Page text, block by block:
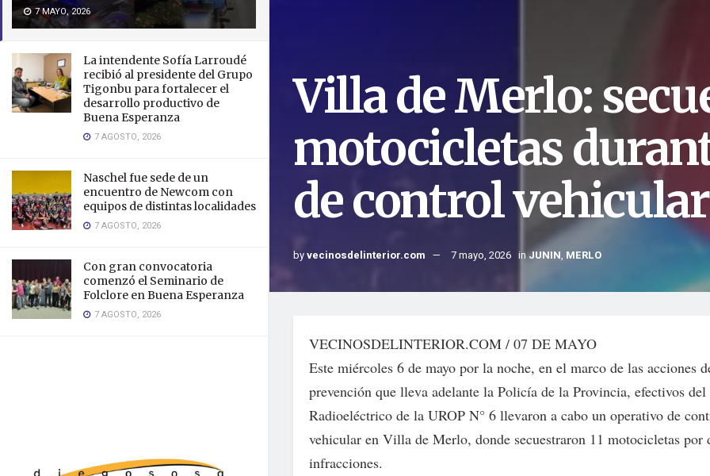
7 MAYO, 2026
La intendente Sofía Larroudé
recibió al presidente del Grupo
Tigonbu para fortalecer el
desarrollo productivo de
Buena Esperanza
7 AGOSTO, 2026
Naschel fue sede de un
encuentro de Newcom con
equipos de distintas localidades
7 AGOSTO, 2026
Con gran convocatoria
comenzó el Seminario de
Folclore en Buena Esperanza
7 AGOSTO, 2026
Villa de Merlo:
motocicletas
de control vehicular
byvecinosdelinterior.com 7 mayo, 2026 inJUNIN, MERLO
VECINOSDELINTERIOR.COM / 07 DE MAYO
Este miércoles 6 de mayo por la noche, en el marco de las acciones
prevención que lleva adelante la Policía de la Provincia, efectivos
Radioeléctrico de la UROP N° 6 llevaron a cabo un operativo de
vehicular en Villa de Merlo, donde secuestraron 11 motocicletas por
infracciones.